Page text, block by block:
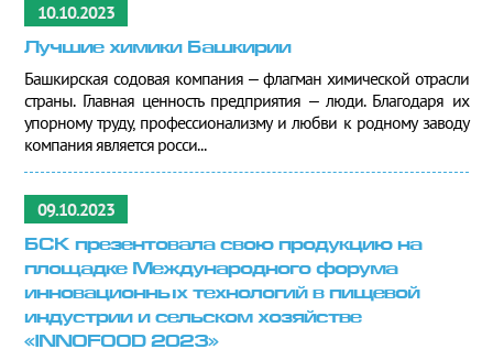
10.10.2023
Лучшие химики Башкирии
Башкирская содовая компания – флагман химической отрасли
страны. Главная ценность предприятия – люди. Благодаря их
упорному труду, профессионализму и любви к родному заводу
компания является росси...
09.10.2023
БСК презентовала свою продукцию на
площадке Международного форума
инновационных технологий в пищевой
индустрии и сельском хозяйстве
«INNOFOOD 2023»